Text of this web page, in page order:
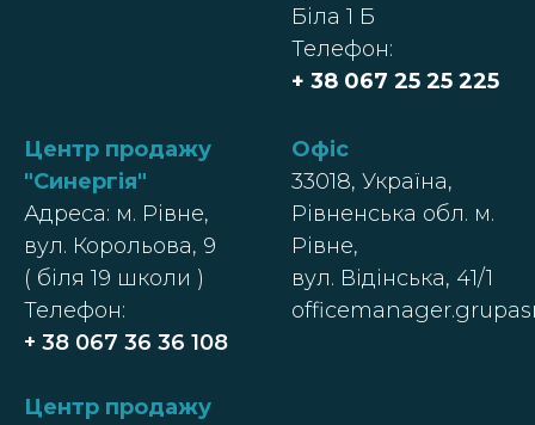
Біла 1 Б
Телефон:
+ 38 067 25 25 225
Центр продажу
"Синергія"
Адреса: м. Рівне,
вул. Корольова, 9
( біля 19 школи )
Телефон:
+ 38 067 36 36 108
Центр продажу
Офіс
33018, Україна,
Рівненська обл. м.
Рівне,
вул. Відінська, 41/1